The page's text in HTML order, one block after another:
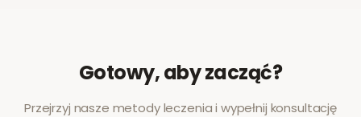
Gotowy, aby zacząć?
Przejrzyj nasze metody leczenia i wypełnij konsultację